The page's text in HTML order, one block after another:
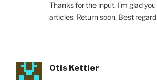
Thanks for the input. I’m glad
articles. Return soon. Best
Otis Kettler